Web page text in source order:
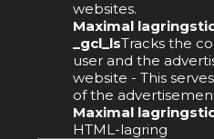
websites.
Maximal
_gcl_lsTracks the
user and the
website - This
of the
Maximal
HTML-lagring